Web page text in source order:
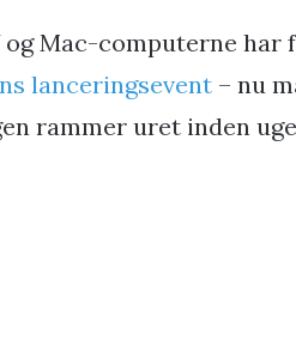
og Mac-computerne
lanceringsevent – nu
rammer uret inden